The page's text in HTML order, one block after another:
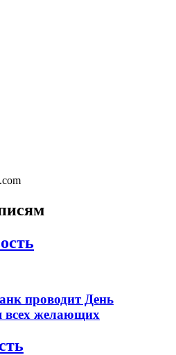
проводит День
всех желающих